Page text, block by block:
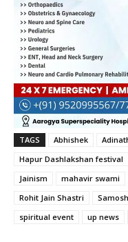
TAGS Abhishek
Hapur Dashlakshan festival
Jainism
mahavir swami
Rohit Jain Shastri
spiritual event
up news